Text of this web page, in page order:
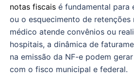
notas fiscais é fundamental para
ou o esquecimento de retenções
médico atende convênios ou
hospitais, a dinâmica de
na emissão da NF-e podem
com o fisco municipal e federal.